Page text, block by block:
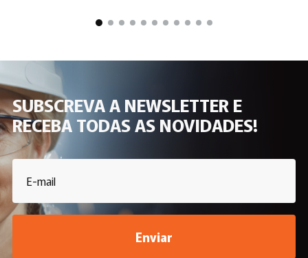
SUBSCREVA A NEWSLETTER E
RECEBA TODAS AS NOVIDADES!
Enviar